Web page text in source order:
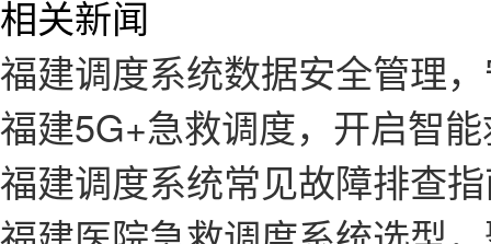
相关新闻
福建调度系统数据安全管理
福建5G+急救调度，开启智
福建调度系统常见故障排查